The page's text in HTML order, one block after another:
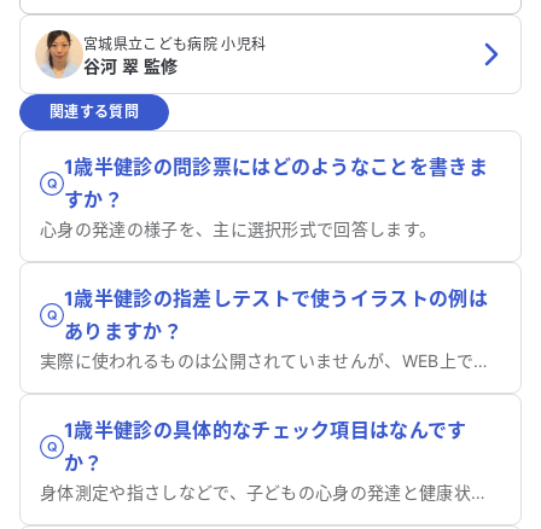
宮城県立こども病院 小児科
谷河 翠 監修
関連する質問
1歳半健診の問診票にはどのようなことを書きま
すか？
心身の発達の様子を、主に選択形式で回答します。
1歳半健診の指差しテストで使うイラストの例は
ありますか？
実際に使われるものは公開されていませんが、WEB上で紹介されています。
1歳半健診の具体的なチェック項目はなんです
か？
身体測定や指さしなどで、子どもの心身の発達と健康状態を総合的に確認します。